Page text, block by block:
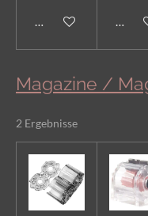
In den Warenkorb
In
Magazine /
2 Ergebnisse